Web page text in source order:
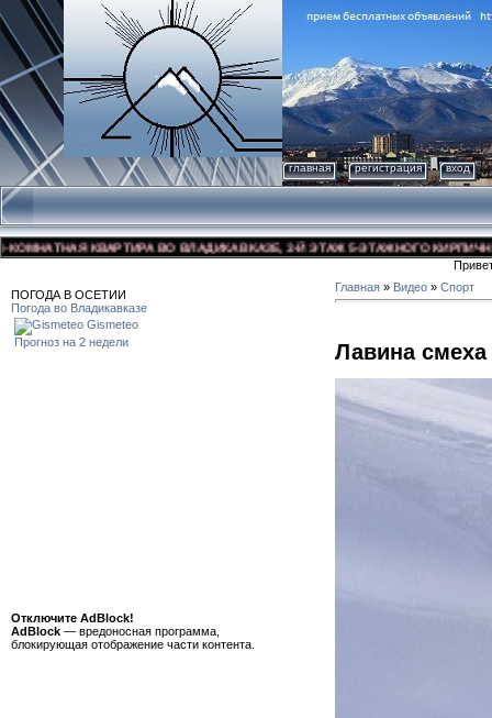
главная регистрация вход
КВАРТИРА ВО ВЛАДИКАВКАЗЕ, 3-Й ЭТАЖ 5-ЭТАЖНОГО
ПОГОДА В ОСЕТИИ
Погода во Владикавказе
Gismeteo
Прогноз на 2 недели
Отключите AdBlock!
AdBlock — вредоносная программа,
блокирующая отображение части контента.
Главная » Видео » Спорт
Лавина смеха